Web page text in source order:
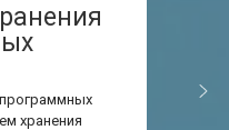
хранения